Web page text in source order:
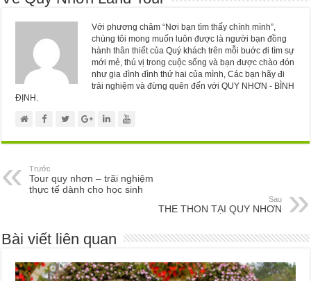
Với phương châm “Nơi bạn tìm thấy chính mình”,
chúng tôi mong muốn luôn được là người bạn đồng
hành thân thiết của Quý khách trên mỗi buớc đi tìm sự
mới mẻ, thú vị trong cuộc sống và bạn được chào đón
như gia đình đình thứ hai của mình, Các bạn hãy đi
trải nghiệm và đừng quên đến với QUY NHƠN - BÌNH
ĐỊNH.
Trước
Tour quy nhơn – trãi nghiệm
thực tế dành cho học sinh
Sau
THE THON TẠI QUY NHƠN
Bài viết liên quan